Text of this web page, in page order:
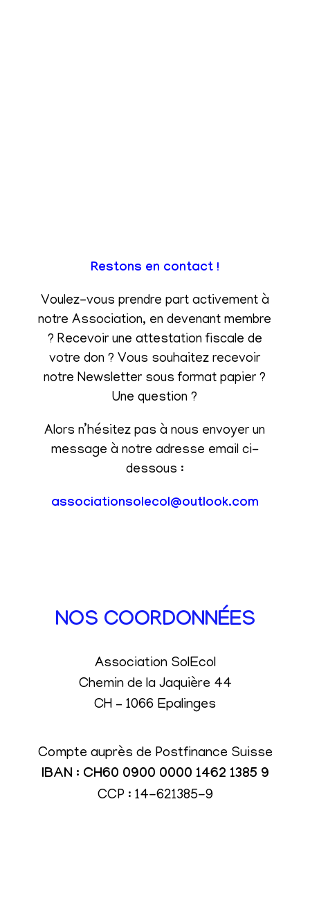
Restons en contact !
Voulez-vous prendre part activement à
notre Association, en devenant membre
? Recevoir une attestation fiscale de
votre don ? Vous souhaitez recevoir
notre Newsletter sous format papier ?
Une question ?
Alors n’hésitez pas à nous envoyer un
message à notre adresse email ci-
dessous :
associationsolecol@outlook.com
NOS COORDONNÉES
Association SolEcol
Chemin de la Jaquière 44
CH – 1066 Epalinges
Compte auprès de Postfinance Suisse
IBAN : CH60 0900 0000 1462 1385 9
CCP : 14-621385-9